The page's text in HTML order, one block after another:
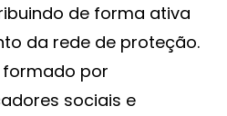
de forma ativa
da rede de proteção.
formado por
sociais e